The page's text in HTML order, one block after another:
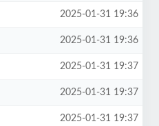
2025-01-31 19:36
2025-01-31 19:36
2025-01-31 19:37
2025-01-31 19:37
2025-01-31 19:37